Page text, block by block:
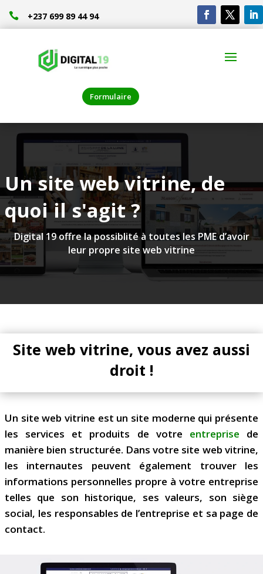
 +237 699 89 44 94
Formulaire
Un site web vitrine, de
quoi il s'agit ?
Digital 19 offre la possiblité à toutes les PME d’avoir
leur propre site web vitrine
Site web vitrine, vous avez aussi
droit !
Un site web vitrine est un site moderne qui présente
les services et produits de votre entreprise de
manière bien structurée. Dans votre site web vitrine,
les internautes peuvent également trouver les
informations personnelles propre à votre entreprise
telles que son historique, ses valeurs, son siège
social, les responsables de l’entreprise et sa page de
contact.